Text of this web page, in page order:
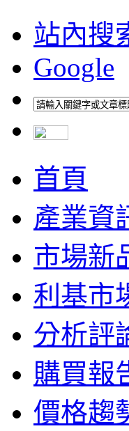
站內搜
Google
首頁
產業資
市場新
利基市
分析評
購買報
價格趨